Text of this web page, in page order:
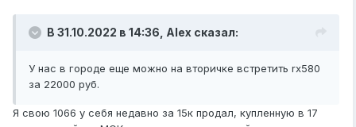
В 31.10.2022 в 14:36, Alex сказал:
У нас в городе еще можно на вторичке встретить rx580
за 22000 руб.
Я свою 1066 у себя недавно за 15к продал, купленную в 17